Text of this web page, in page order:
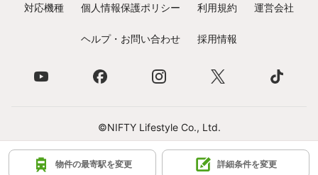
物件の最寄駅を変更 詳細条件を変更
対応機種 個人情報保護ポリシー 利用規約 運営会社
ヘルプ・お問い合わせ 採用情報
©NIFTY Lifestyle Co., Ltd.